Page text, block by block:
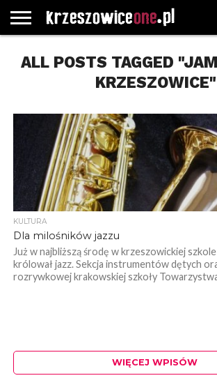
GŁÓWNA
WYBORY
SAMORZĄDOWE
WYBIERZ
KATEGORIE
ROZKŁADY
JAZDY
GREGORCZYK
WATCH
KONTAKT
ALL POSTS TAGGED
KRZESZOWICE"
KULTURA
Dla milośników jazzu
Już w najbliższą środę w krzeszowickiej
królował jazz. Sekcja instrumentów dętych
rozrywkowej krakowskiej szkoły
WIĘCEJ WPISÓW